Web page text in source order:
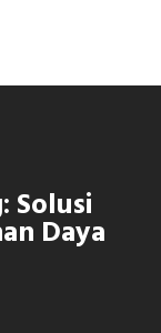
Solusi
Daya